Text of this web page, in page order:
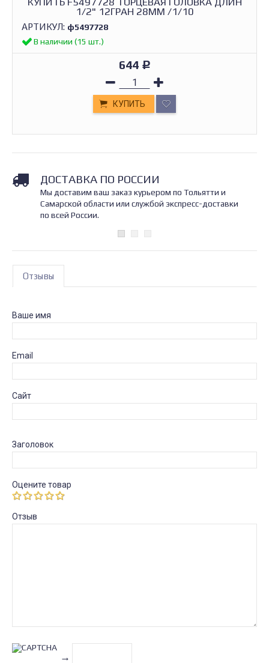
1/2" 12ГРАН 28ММ /1/10
АРТИКУЛ: ф5497728
В наличии (15 шт.)
644 Р
КУПИТЬ
ДОСТАВКА ПО РОССИИ
Мы доставим ваш заказ курьером по Тольятти и
Самарской области или службой экспресс-доставки
по всей России.
Отзывы
Ваше имя
Email
Сайт
Заголовок
Оцените товар
Отзыв
→